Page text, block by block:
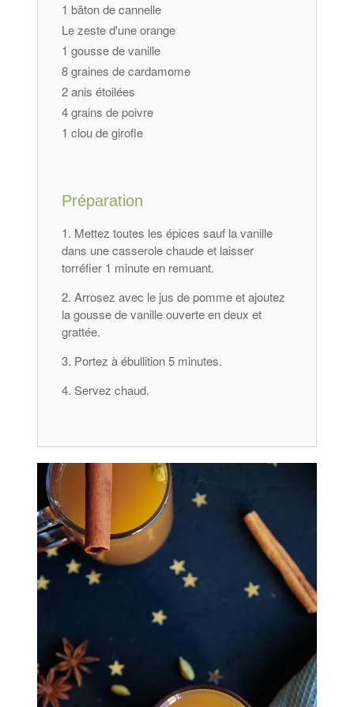
1 bâton de cannelle
Le zeste d'une orange
1 gousse de vanille
8 graines de cardamome
2 anis étoilées
4 grains de poivre
1 clou de girofle
Préparation
Mettez toutes les épices sauf la vanille
dans une casserole chaude et laisser
torréfier 1 minute en remuant.
Arrosez avec le jus de pomme et ajoutez
la gousse de vanille ouverte en deux et
grattée.
Portez à ébullition 5 minutes.
Servez chaud.